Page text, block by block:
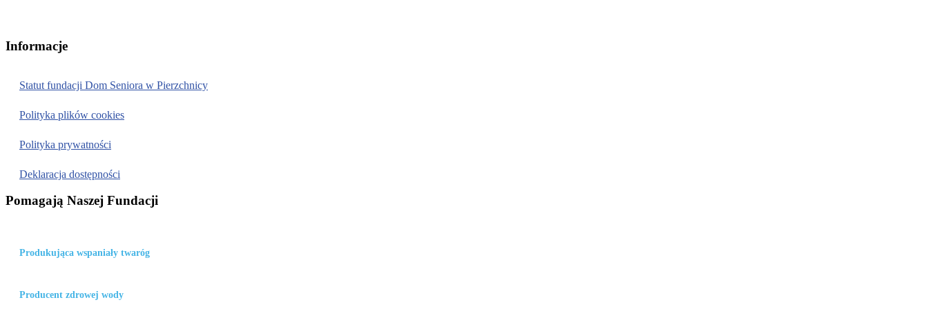
Informacje
Statut fundacji Dom Seniora w Pierzchnicy
Polityka plików cookies
Polityka prywatności
Deklaracja dostępności
Pomagają Naszej Fundacji
Produkująca wspaniały twaróg
Producent zdrowej wody